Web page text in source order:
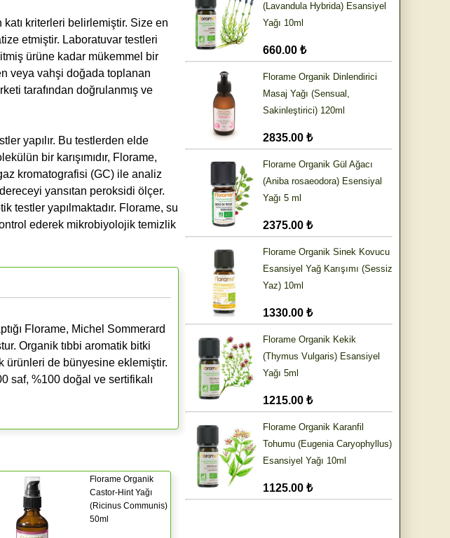
kriterleri belirlemiştir. Size en
etmiştir. Laboratuvar testleri
ürüne kadar mükemmel bir
veya vahşi doğada toplanan
tarafından doğrulanmış ve
yapılır. Bu testlerden elde
bir karışımıdır, Florame,
kromatografisi (GC) ile analiz
yansıtan peroksidi ölçer.
testler yapılmaktadır. Florame, su
ederek mikrobiyolojik temizlik
Florame, Michel Sommerard
Organik tıbbi aromatik bitki
ürünleri de bünyesine eklemiştir.
saf, %100 doğal ve sertifikalı
Florame Organik
Castor-Hint Yağı
(Ricinus Communis)
50ml
(Lavandula Hybrida) Esansiyel
Yağı 10ml
660.00 ₺
Florame Organik Dinlendirici
Masaj Yağı (Sensual,
Sakinleştirici) 120ml
2835.00 ₺
Florame Organik Gül Ağacı
(Aniba rosaeodora) Esensiyal
Yağı 5 ml
2375.00 ₺
Florame Organik Sinek Kovucu
Esansiyel Yağ Karışımı (Sessiz
Yaz) 10ml
1330.00 ₺
Florame Organik Kekik
(Thymus Vulgaris) Esansiyel
Yağı 5ml
1215.00 ₺
Florame Organik Karanfil
Tohumu (Eugenia Caryophyllus)
Esansiyel Yağı 10ml
1125.00 ₺